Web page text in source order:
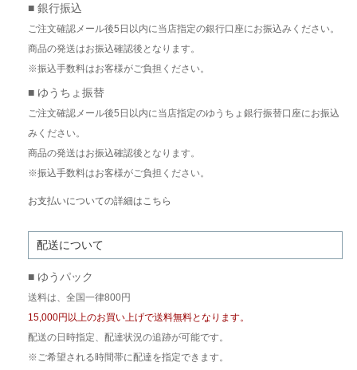
■ 銀行振込
ご注文確認メール後5日以内に当店指定の銀行口座にお振込みください。
商品の発送はお振込確認後となります。
※振込手数料はお客様がご負担ください。
■ ゆうちょ振替
ご注文確認メール後5日以内に当店指定のゆうちょ銀行振替口座にお振込
みください。
商品の発送はお振込確認後となります。
※振込手数料はお客様がご負担ください。
お支払いについての詳細はこちら
配送について
■ ゆうパック
送料は、全国一律800円
15,000円以上のお買い上げで送料無料となります。
配送の日時指定、配達状況の追跡が可能です。
※ご希望される時間帯に配達を指定できます。